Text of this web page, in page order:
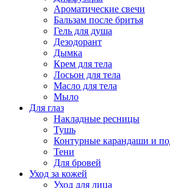
Ароматические свечи
Бальзам после бритья
Гель для душа
Дезодорант
Дымка
Крем для тела
Лосьон для тела
Масло для тела
Мыло
Для глаз
Накладные ресницы
Тушь
Контурные карандаши и
Тени
Для бровей
Уход за кожей
Уход для лица